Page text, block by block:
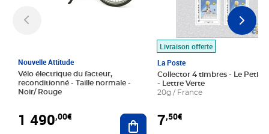
Nouvelle Attitude
Vélo électrique du facteur,
reconditionné - Taille normale -
Noir/ Rouge
1 490,00€ Ajouter au panier
Livraison offerte
La Poste
Collector 4 timbres - Le Petit
- Lettre Verte
20g / France
7,50€